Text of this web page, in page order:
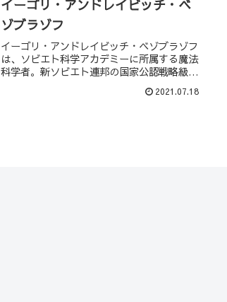
イーゴリ・アンドレイビッチ・ベ
ゾブラゾフ
イーゴリ・アンドレイビッチ・ベゾブラゾフ
は、ソビエト科学アカデミーに所属する魔法
科学者。新ソビエト連邦の国家公認戦略級魔
ゥマーン・ボンバ』。「イグナイター」の異
2021.07.18